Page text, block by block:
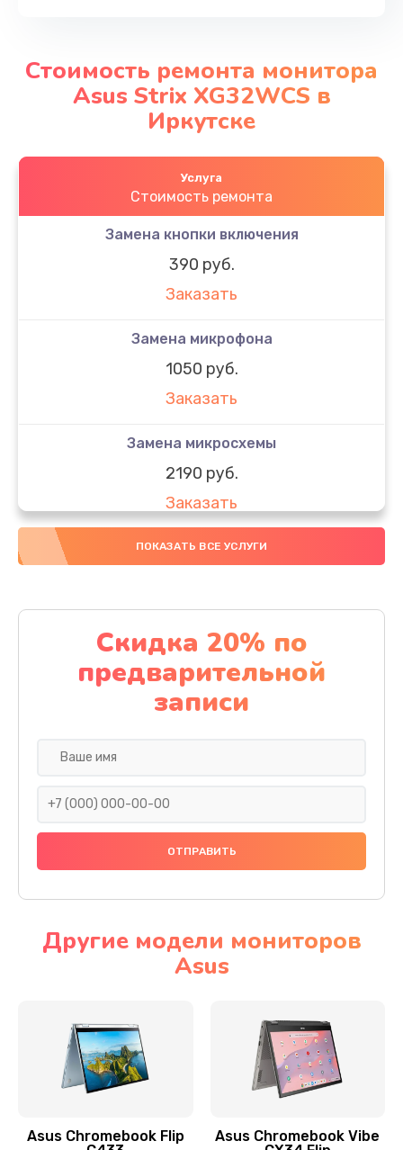
Стоимость ремонта монитора
Asus Strix XG32WCS в
Иркутске
Услуга
Стоимость ремонта
Замена кнопки включения
390 руб.
Заказать
Замена микрофона
1050 руб.
Заказать
Замена микросхемы
2190 руб.
Заказать
Замена передней камеры
Заказать
Замена полифонического динамика
390 руб.
Заказать
Сбор/Разбор
Чистка динамика и микрофонов (с разбором)
Замена кнопки Home (домой)
Заказать
ПОКАЗАТЬ ВСЕ УСЛУГИ
Скидка 20% по
предварительной
записи
Другие модели мониторов
Asus
Asus Chromebook Flip
Asus Chromebook Vibe